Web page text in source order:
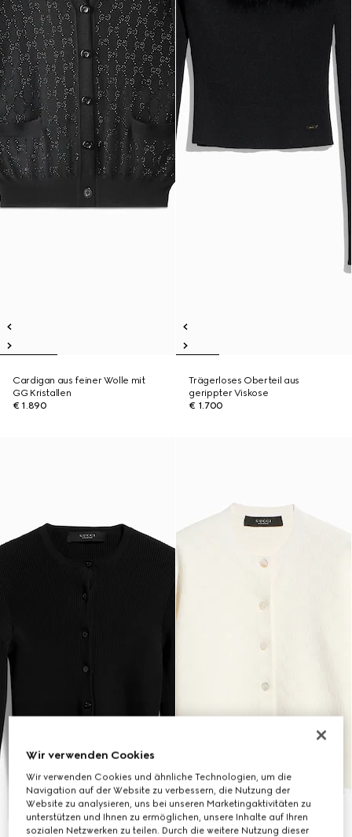
Cardigan aus feiner Wolle mit
GG Kristallen
€ 1.890
Trägerloses Oberteil aus
gerippter Viskose
€ 1.700
Wir verwenden Cookies
Wir verwenden Cookies und ähnliche Technologien, um die
Navigation auf der Website zu verbessern, die Nutzung der
Website zu analysieren, uns bei unseren Marketingaktivitäten zu
unterstützen und Ihnen zu ermöglichen, unsere Inhalte auf Ihren
sozialen Netzwerken zu teilen. Durch die weitere Nutzung dieser